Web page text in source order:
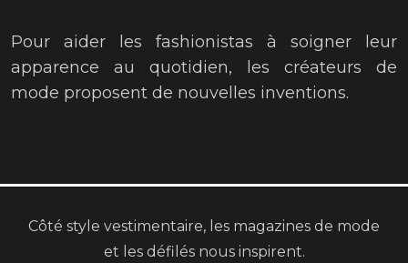
Pour aider les fashionistas à soigner leur
apparence au quotidien, les créateurs de
mode proposent de nouvelles inventions.
Côté style vestimentaire, les magazines de mode
et les défilés nous inspirent.